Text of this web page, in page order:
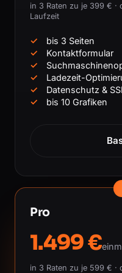
in 3 Raten zu je 399 €
Laufzeit
bis 3 Seiten
Kontaktformular
Ladezeit-
Datenschutz &
bis 10 Grafiken
Pro
1.499 €
in 3 Raten zu je 599 €